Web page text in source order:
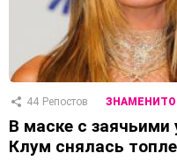
44 Репостов
В маске с
Клум снялась